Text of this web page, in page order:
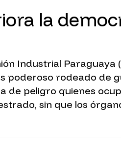
la
Industrial
poderoso rodeado de
de peligro quienes
sin que los